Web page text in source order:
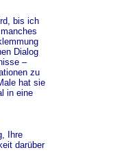
bis ich
Dialog
–
zu
hat sie
in eine
Ihre
darüber